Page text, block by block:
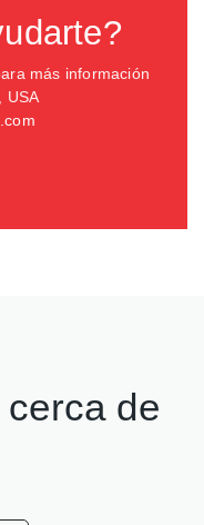
más información
USA
de